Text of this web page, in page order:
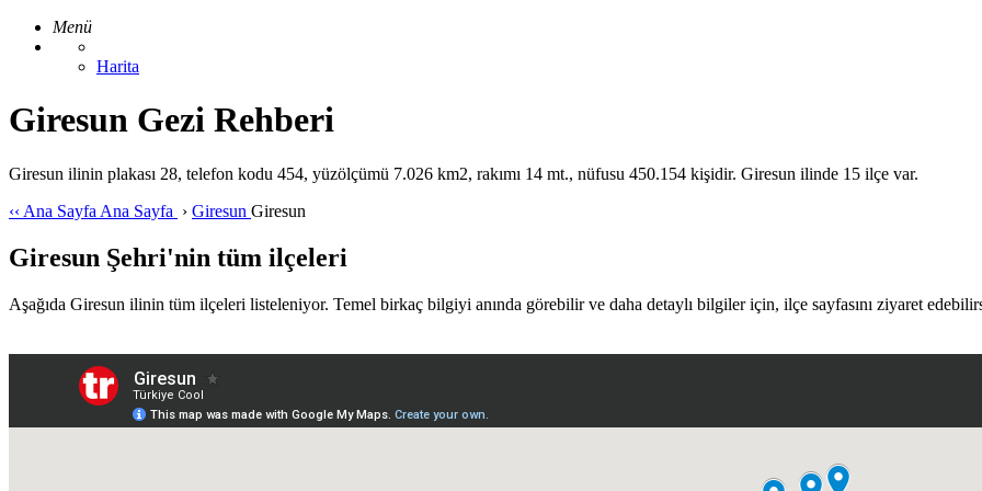
Menü
Harita
Giresun Gezi Rehberi
Giresun ilinin plakası 28, telefon kodu 454, yüzölçümü 7.026 km2, rakımı 14 mt., nüfusu 450.154 kişidir. Giresun ilinde 15 ilçe var.
‹‹ Ana Sayfa Ana Sayfa › Giresun Giresun
Giresun Şehri'nin tüm ilçeleri
Aşağıda Giresun ilinin tüm ilçeleri listeleniyor. Temel birkaç bilgiyi anında görebilir ve daha detaylı bilgiler için, ilçe sayfasını ziyaret